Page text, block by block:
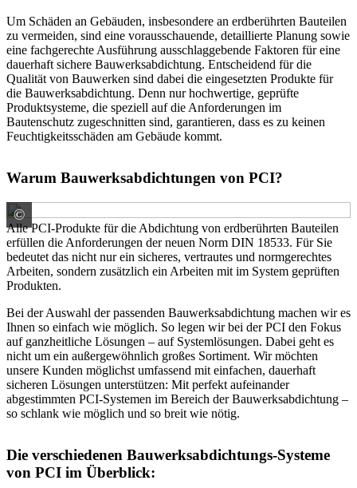
Um Schäden an Gebäuden, insbesondere an erdberührten Bauteilen
zu vermeiden, sind eine vorausschauende, detaillierte Planung sowie
eine fachgerechte Ausführung ausschlaggebende Faktoren für eine
dauerhaft sichere Bauwerksabdichtung. Entscheidend für die
Qualität von Bauwerken sind dabei die eingesetzten Produkte für
die Bauwerksabdichtung. Denn nur hochwertige, geprüfte
Produktsysteme, die speziell auf die Anforderungen im
Bautenschutz zugeschnitten sind, garantieren, dass es zu keinen
Feuchtigkeitsschäden am Gebäude kommt.
Warum Bauwerksabdichtungen von PCI?
©
PCI Augsburg GmbH
Alle PCI-Produkte für die Abdichtung von erdberührten Bauteilen
erfüllen die Anforderungen der neuen Norm DIN 18533. Für Sie
bedeutet das nicht nur ein sicheres, vertrautes und normgerechtes
Arbeiten, sondern zusätzlich ein Arbeiten mit im System geprüften
Produkten.
Bei der Auswahl der passenden Bauwerksabdichtung machen wir es
Ihnen so einfach wie möglich. So legen wir bei der PCI den Fokus
auf ganzheitliche Lösungen – auf Systemlösungen. Dabei geht es
nicht um ein außergewöhnlich großes Sortiment. Wir möchten
unsere Kunden möglichst umfassend mit einfachen, dauerhaft
sicheren Lösungen unterstützen: Mit perfekt aufeinander
abgestimmten PCI-Systemen im Bereich der Bauwerksabdichtung –
so schlank wie möglich und so breit wie nötig.
Die verschiedenen Bauwerksabdichtungs-Systeme
von PCI im Überblick: